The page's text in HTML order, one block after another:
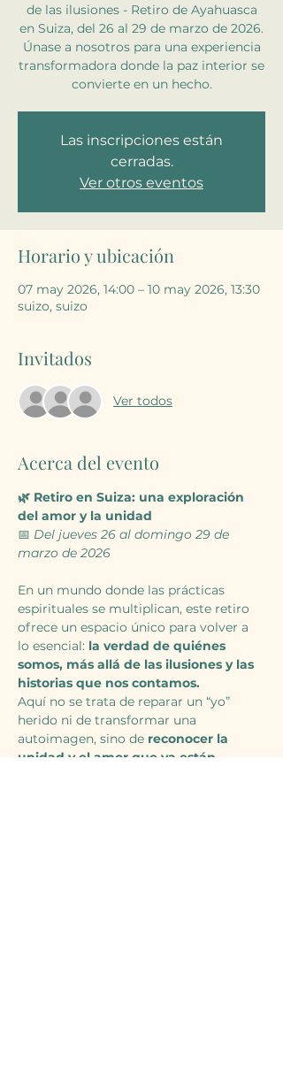
de las ilusiones - Retiro de Ayahuasca
en Suiza, del 26 al 29 de marzo de 2026.
Únase a nosotros para una experiencia
transformadora donde la paz interior se
convierte en un hecho.
Las inscripciones están
cerradas.
Ver otros eventos
Horario y ubicación
07 may 2026, 14:00 – 10 may 2026, 13:30
suizo, suizo
Invitados
Ver todos
Acerca del evento
🌿 Retiro en Suiza: una exploración
del amor y la unidad
📅 Del jueves 26 al domingo 29 de
marzo de 2026
En un mundo donde las prácticas
espirituales se multiplican, este retiro
ofrece un espacio único para volver a
lo esencial: la verdad de quiénes
somos, más allá de las ilusiones y las
historias que nos contamos.
Aquí no se trata de reparar un “yo”
herido ni de transformar una
autoimagen, sino de reconocer la
unidad y el amor que ya están